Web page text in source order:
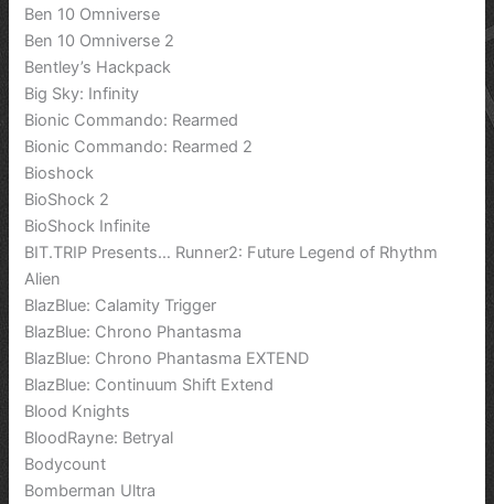
Ben 10 Omniverse
Ben 10 Omniverse 2
Bentley’s Hackpack
Big Sky: Infinity
Bionic Commando: Rearmed
Bionic Commando: Rearmed 2
Bioshock
BioShock 2
BioShock Infinite
BIT.TRIP Presents… Runner2: Future Legend of Rhythm
Alien
BlazBlue: Calamity Trigger
BlazBlue: Chrono Phantasma
BlazBlue: Chrono Phantasma EXTEND
BlazBlue: Continuum Shift Extend
Blood Knights
BloodRayne: Betryal
Bodycount
Bomberman Ultra